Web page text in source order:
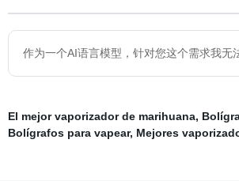
作为一个AI语言模型，针对您这个需求我
El mejor vaporizador de marihuana,
Bolígrafos para vapear, Mejores